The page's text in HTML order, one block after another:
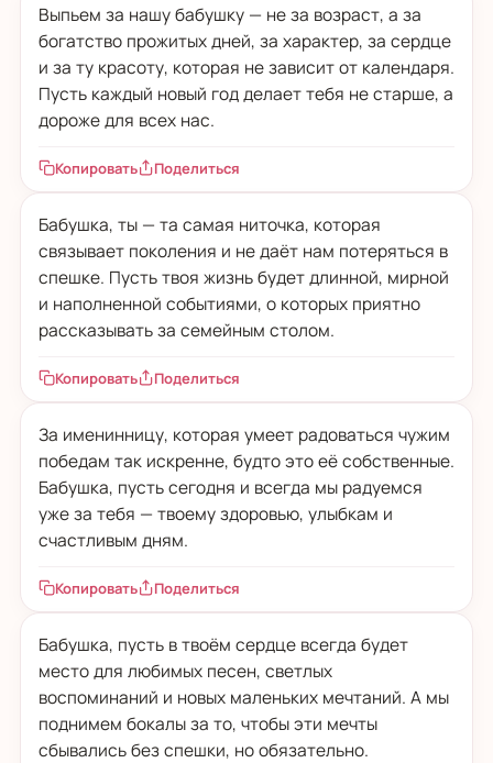
Выпьем за нашу бабушку — не за возраст, а за
богатство прожитых дней, за характер, за сердце
и за ту красоту, которая не зависит от календаря.
Пусть каждый новый год делает тебя не старше, а
дороже для всех нас.
Копировать Поделиться
Бабушка, ты — та самая ниточка, которая
связывает поколения и не даёт нам потеряться в
спешке. Пусть твоя жизнь будет длинной, мирной
и наполненной событиями, о которых приятно
рассказывать за семейным столом.
Копировать Поделиться
За именинницу, которая умеет радоваться чужим
победам так искренне, будто это её собственные.
Бабушка, пусть сегодня и всегда мы радуемся
уже за тебя — твоему здоровью, улыбкам и
счастливым дням.
Копировать Поделиться
Бабушка, пусть в твоём сердце всегда будет
место для любимых песен, светлых
воспоминаний и новых маленьких мечтаний. А мы
поднимем бокалы за то, чтобы эти мечты
сбывались без спешки, но обязательно.